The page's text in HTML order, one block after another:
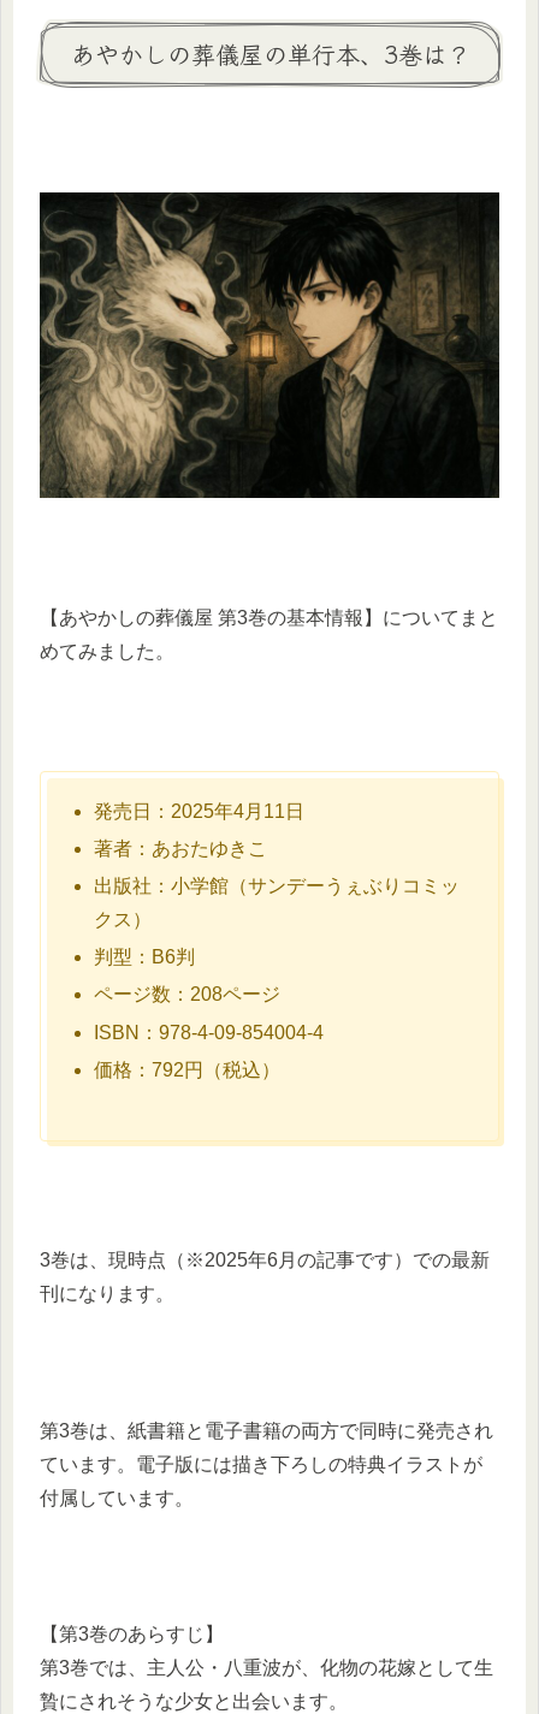
あやかしの葬儀屋の単行本、3巻は？
【あやかしの葬儀屋 第3巻の基本情報】についてまと
めてみました。
発売日：2025年4月11日
著者：あおたゆきこ
出版社：小学館（サンデーうぇぶりコミッ
クス）
判型：B6判
ページ数：208ページ
ISBN：978-4-09-854004-4
価格：792円（税込）
3巻は、現時点（※2025年6月の記事です）での最新
刊になります。
第3巻は、紙書籍と電子書籍の両方で同時に発売され
ています。電子版には描き下ろしの特典イラストが
付属しています。
【第3巻のあらすじ】
第3巻では、主人公・八重波が、化物の花嫁として生
贄にされそうな少女と出会います。